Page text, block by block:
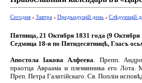
Сегодня Завтра Предъидущiй день Слѣдующiй
Пятница, 21 Октября 1831 года (9 Октября
Седмица 18-я по Пятидесятницѣ, Гласъ
Апостола Іакова Алфеева . Препп.
праотца Авраама и племянника его Лота.
Преп. Петра Галатійскаго. Св. Попліи